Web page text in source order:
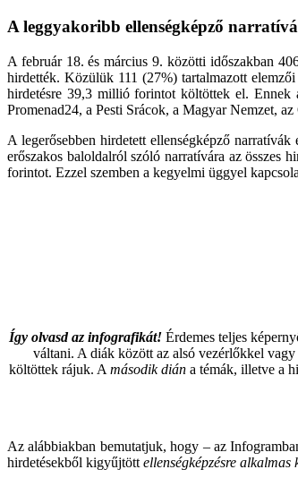
A leggyakoribb ellenségképző
A február 18. és március 9. közötti időszakban
hirdették. Közülük 111 (27%) tartalmazott
hirdetésre 39,3 millió forintot költöttek el. Ennek
Promenad24, a Pesti Srácok, a Magyar Nemzet,
A legerősebben hirdetett ellenségképző
erőszakos baloldalról szóló narratívára az összes
forintot. Ezzel szemben a kegyelmi üggyel
Így olvasd az infografikát! Érdemes teljes
váltani. A diák között az alsó vezérlőkkel
költöttek rájuk. A második dián a témák, illetve a
Az alábbiakban bemutatjuk, hogy – az
hirdetésekből kigyűjtött ellenségképzésre alkalmas